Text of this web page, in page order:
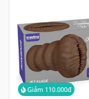
Giảm 110.000đ